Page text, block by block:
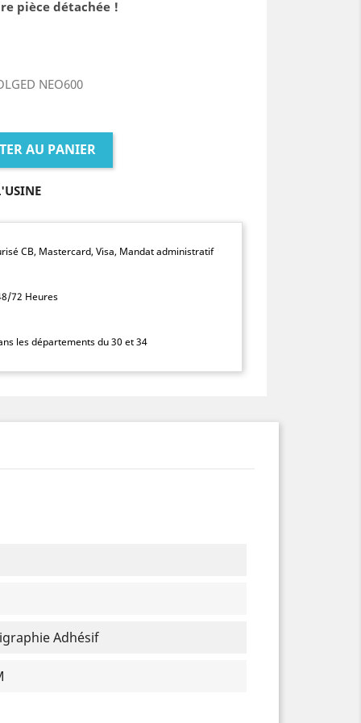
pièce détachée !
NEO600
AU PANIER
CB, Mastercard, Visa, Mandat administratif
72 Heures
les départements du 30 et 34
Adhésif